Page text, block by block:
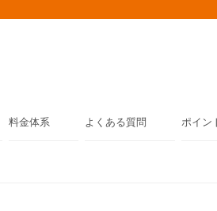
料金体系 よくある質問 ポイン